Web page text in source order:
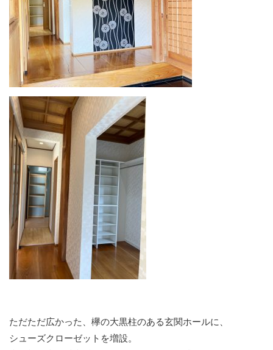
ただただ広かった、欅の大黒柱のある玄関ホールに、
シューズクローゼットを増設。